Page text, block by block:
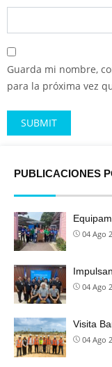
Guarda mi nombre,
para la próxima vez
PUBLICACIONES
04 Ago
04 Ago
Visita
04 Ago